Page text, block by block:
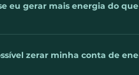
você poderá usa-lá desde
eu gerar mais energia do
mais frequentes sobre a
que sobrar é perdida? A
zerar minha conta de